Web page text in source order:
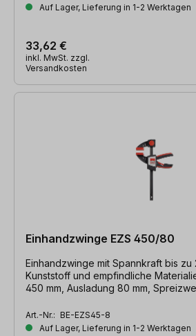
Auf Lager, Lieferung in 1-2 Werktagen
33,62 €
inkl. MwSt. zzgl.
Versandkosten
Einhandzwinge EZS 450/80
Einhandzwinge mit Spannkraft bis zu
Kunststoff und empfindliche
450 mm, Ausladung 80 mm,
Art.-Nr.: BE-EZS45-8
Auf Lager, Lieferung in 1-2 Werktagen